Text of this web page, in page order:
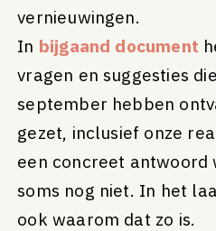
vernieuwingen.
In bijgaand document
vragen en suggesties
september hebben
gezet, inclusief onze
een concreet antwoord
soms nog niet. In het
ook waarom dat zo is.